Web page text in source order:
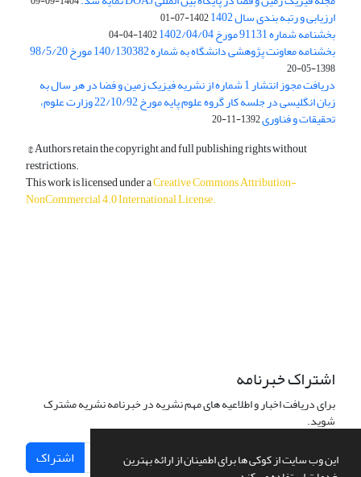
این وب سایت از کوکی ها برای اطمینان از ارائه بهترین
ارزیابی و رتبه بندی سال 1402 1402-07-01
بخشنامه شماره 91131 مورخ 1402/04/04 1402-04-04
بخشنامه معاونت پژوهشی دانشگاه به شماره 140/130382 مورخ 98/5/20
1398-05-20
دریافت مجوز انتشار 1 شماره از نشریه فیزیک زمین و فضا در هر سال به
زبان انگلیسی در جلسه کار گروه علوم پایه مورخ 22/10/92 وزارت علوم،
تحقیقات و فناوری1392-11-20
© Authors retain the copyright and full publishing rights without
restrictions.
This work is licensed under aCreative Commons Attribution-
NonCommercial 4.0 International License.
اشتراک خبرنامه
برای دریافت اخبار و اطلاعیه های مهم نشریه در خبرنامه نشریه مشترک
شوید.
اشتراک